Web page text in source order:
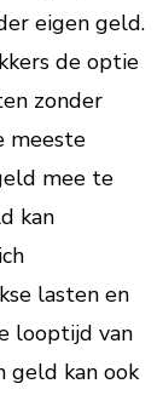
eigen geld.
de optie
zonder
meeste
mee te
kan
lasten en
looptijd van
geld kan ook